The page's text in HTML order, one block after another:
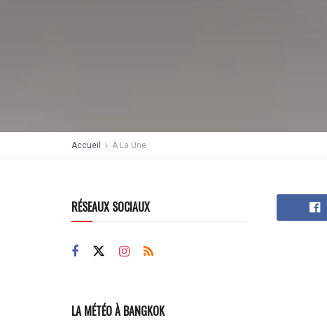
Accueil À La Une
RÉSEAUX SOCIAUX
LA MÉTÉO À BANGKOK